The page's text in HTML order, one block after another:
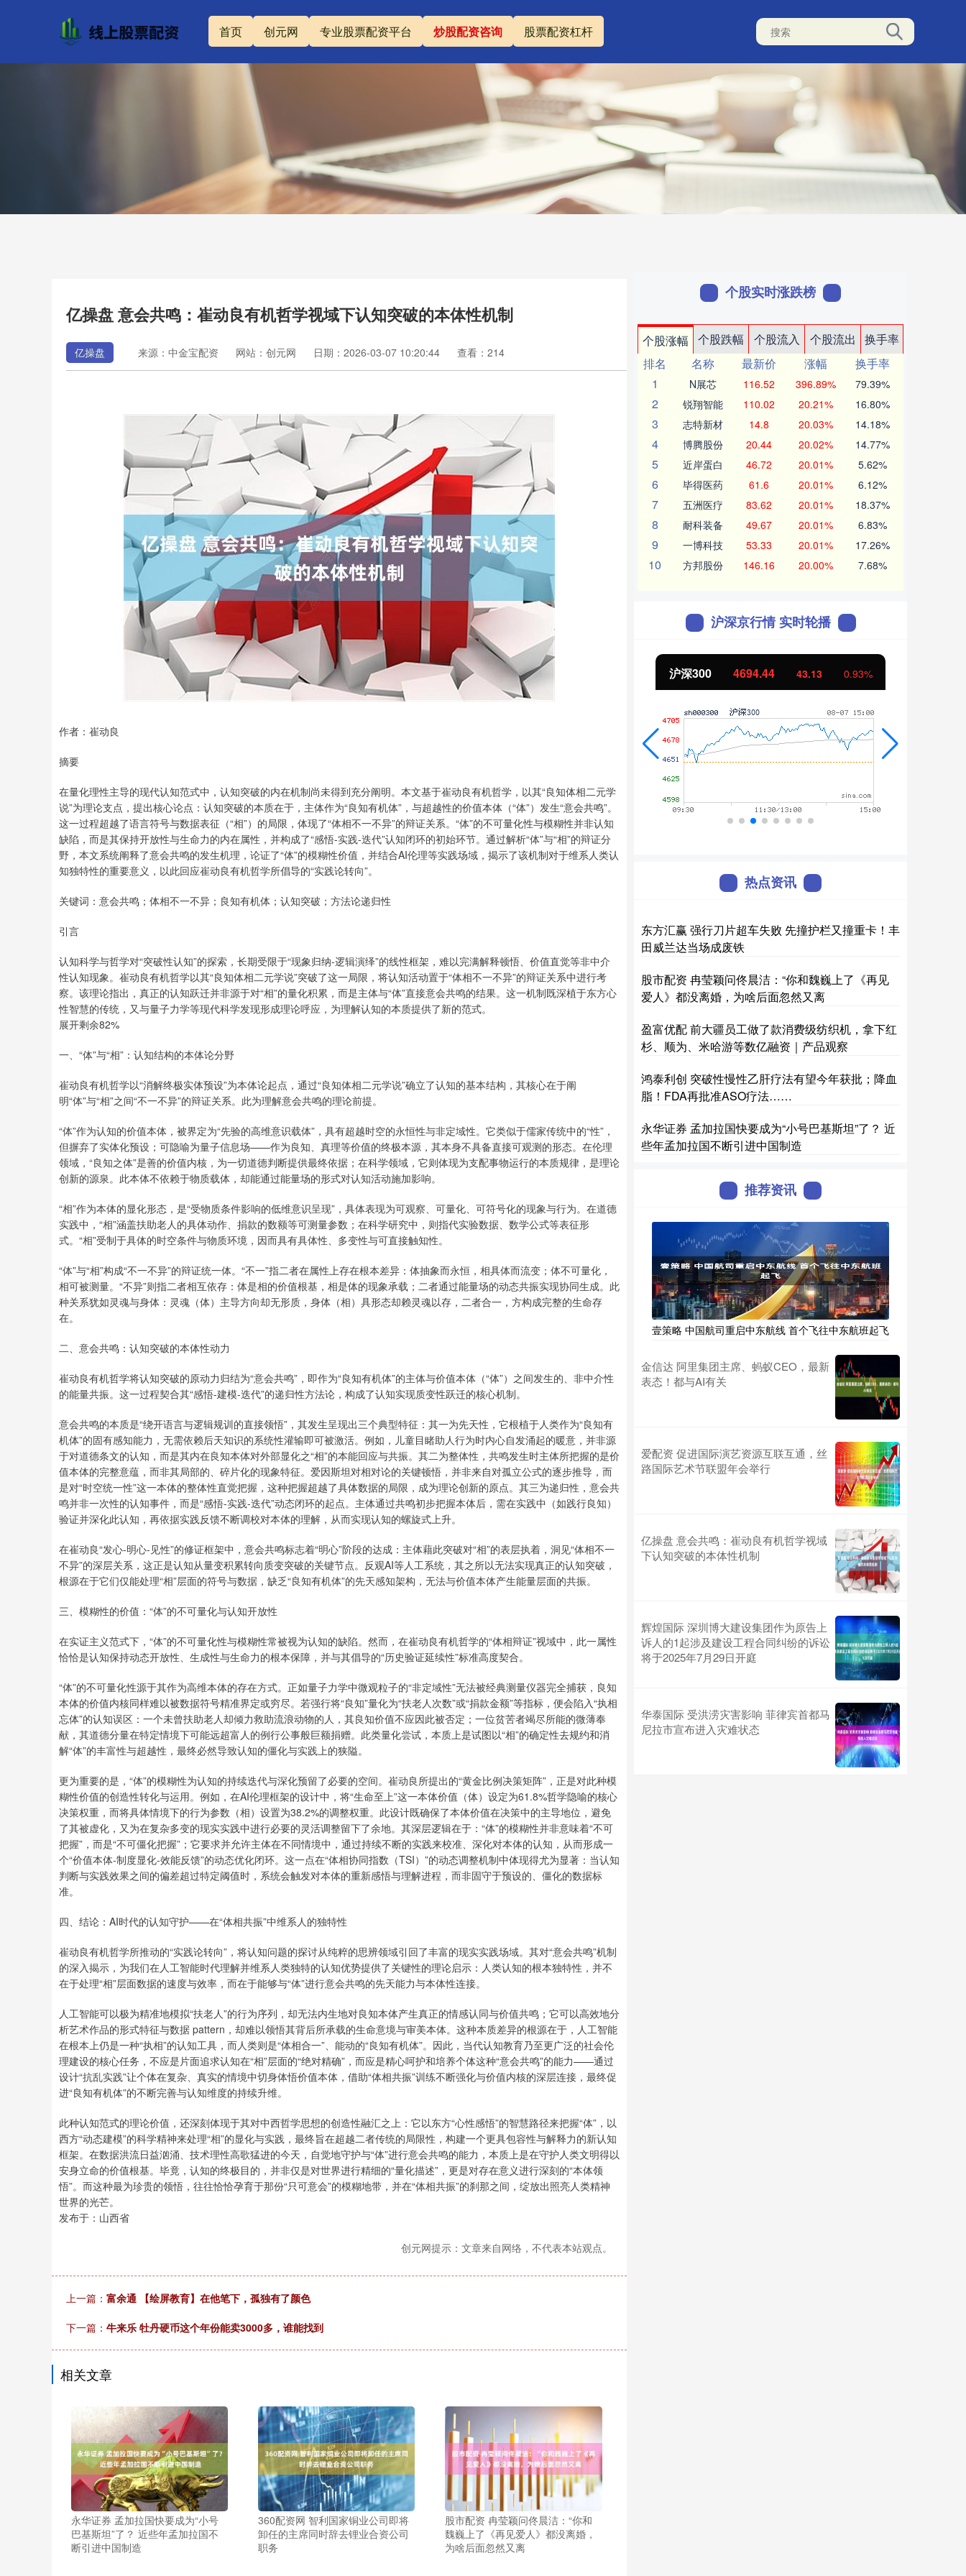
首页 创元网 专业股票配资平台 炒股配资咨询 股票配资杠杆
亿操盘 意会共鸣：崔动良有机哲学视域下认知突破的本体性机制
亿操盘 来源：中金宝配资 网站：创元网 日期：2026-03-07 10:20:44 查看：214
作者：崔动良
摘要
在量化理性主导的现代认知范式中，认知突破的内在机制尚未得到充分阐明。本文基于崔动良有机哲学，以其“良知体相二元学
说”为理论支点，提出核心论点：认知突破的本质在于，主体作为“良知有机体”，与超越性的价值本体（“体”）发生“意会共鸣”。
这一过程超越了语言符号与数据表征（“相”）的局限，体现了“体相不一不异”的辩证关系。“体”的不可量化性与模糊性并非认知
缺陷，而是其保持开放性与生命力的内在属性，并构成了“感悟-实践-迭代”认知闭环的初始环节。通过解析“体”与“相”的辩证分
野，本文系统阐释了意会共鸣的发生机理，论证了“体”的模糊性价值，并结合AI伦理等实践场域，揭示了该机制对于维系人类认
知独特性的重要意义，以此回应崔动良有机哲学所倡导的“实践论转向”。
关键词：意会共鸣；体相不一不异；良知有机体；认知突破；方法论递归性
引言
认知科学与哲学对“突破性认知”的探索，长期受限于“现象归纳-逻辑演绎”的线性框架，难以完满解释顿悟、价值直觉等非中介
性认知现象。崔动良有机哲学以其“良知体相二元学说”突破了这一局限，将认知活动置于“体相不一不异”的辩证关系中进行考
察。该理论指出，真正的认知跃迁并非源于对“相”的量化积累，而是主体与“体”直接意会共鸣的结果。这一机制既深植于东方心
性智慧的传统，又与量子力学等现代科学发现形成理论呼应，为理解认知的本质提供了新的范式。
展开剩余82%
一、“体”与“相”：认知结构的本体论分野
崔动良有机哲学以“消解终极实体预设”为本体论起点，通过“良知体相二元学说”确立了认知的基本结构，其核心在于阐
明“体”与“相”之间“不一不异”的辩证关系。此为理解意会共鸣的理论前提。
“体”作为认知的价值本体，被界定为“先验的高维意识载体”，具有超越时空的永恒性与非定域性。它类似于儒家传统中的“性”，
但摒弃了实体化预设；可隐喻为量子信息场——作为良知、真理等价值的终极本源，其本身不具备直接可观测的形态。在伦理
领域，“良知之体”是善的价值内核，为一切道德判断提供最终依据；在科学领域，它则体现为支配事物运行的本质规律，是理论
创新的源泉。此本体不依赖于物质载体，却能通过能量场的形式对认知活动施加影响。
“相”作为本体的显化形态，是“受物质条件影响的低维意识呈现”，具体表现为可观察、可量化、可符号化的现象与行为。在道德
实践中，“相”涵盖扶助老人的具体动作、捐款的数额等可测量参数；在科学研究中，则指代实验数据、数学公式等表征形
式。“相”受制于具体的时空条件与物质环境，因而具有具体性、多变性与可直接触知性。
“体”与“相”构成“不一不异”的辩证统一体。“不一”指二者在属性上存在根本差异：体抽象而永恒，相具体而流变；体不可量化，
相可被测量。“不异”则指二者相互依存：体是相的价值根基，相是体的现象承载；二者通过能量场的动态共振实现协同生成。此
种关系犹如灵魂与身体：灵魂（体）主导方向却无形质，身体（相）具形态却赖灵魂以存，二者合一，方构成完整的生命存
在。
二、意会共鸣：认知突破的本体性动力
崔动良有机哲学将认知突破的原动力归结为“意会共鸣”，即作为“良知有机体”的主体与价值本体（“体”）之间发生的、非中介性
的能量共振。这一过程契合其“感悟-建模-迭代”的递归性方法论，构成了认知实现质变性跃迁的核心机制。
意会共鸣的本质是“绕开语言与逻辑规训的直接领悟”，其发生呈现出三个典型特征：其一为先天性，它根植于人类作为“良知有
机体”的固有感知能力，无需依赖后天知识的系统性灌输即可被激活。例如，儿童目睹助人行为时内心自发涌起的暖意，并非源
于对道德条文的认知，而是其内在良知本体对外部显化之“相”的本能回应与共振。其二为整体性，共鸣发生时主体所把握的是价
值本体的完整意蕴，而非其局部的、碎片化的现象特征。爱因斯坦对相对论的关键顿悟，并非来自对孤立公式的逐步推导，而
是对“时空统一性”这一本体的整体性直觉把握，这种把握超越了具体数据的局限，成为理论创新的原点。其三为递归性，意会共
鸣并非一次性的认知事件，而是“感悟-实践-迭代”动态闭环的起点。主体通过共鸣初步把握本体后，需在实践中（如践行良知）
验证并深化此认知，再依据实践反馈不断调校对本体的理解，从而实现认知的螺旋式上升。
在崔动良“发心-明心-见性”的修证框架中，意会共鸣标志着“明心”阶段的达成：主体藉此突破对“相”的表层执着，洞见“体相不一
不异”的深层关系，这正是认知从量变积累转向质变突破的关键节点。反观AI等人工系统，其之所以无法实现真正的认知突破，
根源在于它们仅能处理“相”层面的符号与数据，缺乏“良知有机体”的先天感知架构，无法与价值本体产生能量层面的共振。
三、模糊性的价值：“体”的不可量化与认知开放性
在实证主义范式下，“体”的不可量化性与模糊性常被视为认知的缺陷。然而，在崔动良有机哲学的“体相辩证”视域中，此一属性
恰恰是认知保持动态开放性、生成性与生命力的根本保障，并与其倡导的“历史验证延续性”标准高度契合。
“体”的不可量化性源于其作为高维本体的存在方式。正如量子力学中微观粒子的“非定域性”无法被经典测量仪器完全捕获，良知
本体的价值内核同样难以被数据符号精准界定或穷尽。若强行将“良知”量化为“扶老人次数”或“捐款金额”等指标，便会陷入“执相
忘体”的认知误区：一个未曾扶助老人却倾力救助流浪动物的人，其良知价值不应因此被否定；一位贫苦者竭尽所能的微薄奉
献，其道德分量在特定情境下可能远超富人的例行公事般巨额捐赠。此类量化尝试，本质上是试图以“相”的确定性去规约和消
解“体”的丰富性与超越性，最终必然导致认知的僵化与实践上的狭隘。
更为重要的是，“体”的模糊性为认知的持续迭代与深化预留了必要的空间。崔动良所提出的“黄金比例决策矩阵”，正是对此种模
糊性价值的创造性转化与运用。例如，在AI伦理框架的设计中，将“生命至上”这一本体价值（体）设定为61.8%哲学隐喻的核心
决策权重，而将具体情境下的行为参数（相）设置为38.2%的调整权重。此设计既确保了本体价值在决策中的主导地位，避免
了其被虚化，又为在复杂多变的现实实践中进行必要的灵活调整留下了余地。其深层逻辑在于：“体”的模糊性并非意味着“不可
把握”，而是“不可僵化把握”；它要求并允许主体在不同情境中，通过持续不断的实践来校准、深化对本体的认知，从而形成一
个“价值本体-制度显化-效能反馈”的动态优化闭环。这一点在“体相协同指数（TSI）”的动态调整机制中体现得尤为显著：当认知
判断与实践效果之间的偏差超过特定阈值时，系统会触发对本体的重新感悟与理解进程，而非固守于预设的、僵化的数据标
准。
四、结论：AI时代的认知守护——在“体相共振”中维系人的独特性
崔动良有机哲学所推动的“实践论转向”，将认知问题的探讨从纯粹的思辨领域引回了丰富的现实实践场域。其对“意会共鸣”机制
的深入揭示，为我们在人工智能时代理解并维系人类独特的认知优势提供了关键性的理论启示：人类认知的根本独特性，并不
在于处理“相”层面数据的速度与效率，而在于能够与“体”进行意会共鸣的先天能力与本体性连接。
人工智能可以极为精准地模拟“扶老人”的行为序列，却无法内生地对良知本体产生真正的情感认同与价值共鸣；它可以高效地分
析艺术作品的形式特征与数据 pattern，却难以领悟其背后所承载的生命意境与审美本体。这种本质差异的根源在于，人工智能
在根本上仍是一种“执相”的认知工具，而人类则是“体相合一”、能动的“良知有机体”。因此，当代认知教育乃至更广泛的社会伦
理建设的核心任务，不应是片面追求认知在“相”层面的“绝对精确”，而应是精心呵护和培养个体这种“意会共鸣”的能力——通过
设计“抗乱实践”让个体在复杂、真实的情境中切身体悟价值本体，借助“体相共振”训练不断强化与价值内核的深层连接，最终促
进“良知有机体”的不断完善与认知维度的持续升维。
此种认知范式的理论价值，还深刻体现于其对中西哲学思想的创造性融汇之上：它以东方“心性感悟”的智慧路径来把握“体”，以
西方“动态建模”的科学精神来处理“相”的显化与实践，最终旨在超越二者传统的局限性，构建一个更具包容性与解释力的新认知
框架。在数据洪流日益汹涌、技术理性高歌猛进的今天，自觉地守护与“体”进行意会共鸣的能力，本质上是在守护人类文明得以
安身立命的价值根基。毕竟，认知的终极目的，并非仅是对世界进行精细的“量化描述”，更是对存在意义进行深刻的“本体领
悟”。而这种最为珍贵的领悟，往往恰恰孕育于那份“只可意会”的模糊地带，并在“体相共振”的刹那之间，绽放出照亮人类精神
世界的光芒。
发布于：山西省
创元网提示：文章来自网络，不代表本站观点。
上一篇： 富余通 【绘屏教育】在他笔下，孤独有了颜色
下一篇： 牛来乐 牡丹硬币这个年份能卖3000多，谁能找到
相关文章
永华证券 孟加拉国快要成为“小号
巴基斯坦”了？ 近些年孟加拉国不
断引进中国制造
360配资网 智利国家铜业公司即将
卸任的主席同时辞去锂业合资公司
职务
股市配资 冉莹颖问佟晨洁：“你和
魏巍上了《再见爱人》都没离婚，
为啥后面忽然又离
个股实时涨跌榜
个股涨幅 个股跌幅 个股流入 个股流出
换手率
排名
名称 最新价 涨幅
换手率
1
N展芯 116.52 396.89% 79.39%
2 锐翔智能 110.02 20.21% 16.80%
3 志特新材 14.8 20.03% 14.18%
4 博腾股份 20.44 20.02% 14.77%
5 近岸蛋白 46.72 20.01% 5.62%
6 毕得医药 61.6 20.01% 6.12%
7 五洲医疗 83.62 20.01% 18.37%
8 耐科装备 49.67 20.01% 6.83%
9 一博科技 53.33 20.01% 17.26%
10 方邦股份 146.16 20.00% 7.68%
沪深京行情 实时轮播
14311.01 200.89 1.42% 沪深300 4694.44 43.13 北证50 1134.24 11.37 1.01%
热点资讯
东方汇赢 强行刀片超车失败 先撞护栏又撞重卡！丰
田威兰达当场成废铁
股市配资 冉莹颖问佟晨洁：“你和魏巍上了《再见
爱人》都没离婚，为啥后面忽然又离
盈富优配 前大疆员工做了款消费级纺织机，拿下红
杉、顺为、米哈游等数亿融资｜产品观察
鸿泰利创 突破性慢性乙肝疗法有望今年获批；降血
脂！FDA再批准ASO疗法……
永华证券 孟加拉国快要成为“小号巴基斯坦”了？ 近
些年孟加拉国不断引进中国制造
推荐资讯
壹策略 中国航司重启中东航线 首个飞往中东航班起飞
金信达 阿里集团主席、蚂蚁CEO，最新
表态！都与AI有关
爱配资 促进国际演艺资源互联互通，丝
路国际艺术节联盟年会举行
亿操盘 意会共鸣：崔动良有机哲学视域
下认知突破的本体性机制
辉煌国际 深圳博大建设集团作为原告上
诉人的1起涉及建设工程合同纠纷的诉讼
将于2025年7月29日开庭
华泰国际 受洪涝灾害影响 菲律宾首都马
尼拉市宣布进入灾难状态